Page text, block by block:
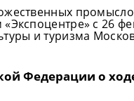
с 26
и туризма
Федерации о